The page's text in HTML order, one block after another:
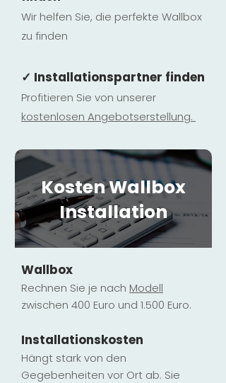
Wir helfen Sie, die perfekte Wallbox
zu finden
✓ Installationspartner finden
Profitieren Sie von unserer
kostenlosen Angebotserstellung.
Kosten Wallbox
Installation
Wallbox
Rechnen Sie je nach Modell
zwischen 400 Euro und 1.500 Euro.
Installationskosten
Hängt stark von den
Gegebenheiten vor Ort ab. Sie